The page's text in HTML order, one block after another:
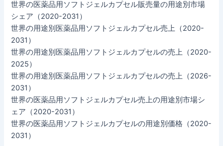
世界の医薬品用ソフトジェルカプセル販売量の用途別市場
シェア（2020-2031）
世界の用途別医薬品用ソフトジェルカプセル売上（2020-
2031）
世界の用途別医薬品用ソフトジェルカプセルの売上（2020-
2025）
世界の用途別医薬品用ソフトジェルカプセルの売上（2026-
2031）
世界の医薬品用ソフトジェルカプセル売上の用途別市場シ
ェア（2020-2031）
世界の医薬品用ソフトジェルカプセルの用途別価格（2020-
2031）